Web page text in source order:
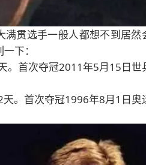
满贯选手一般人都想不到居
下：
。首次夺冠2011年5月15日
。首次夺冠1996年8月1日